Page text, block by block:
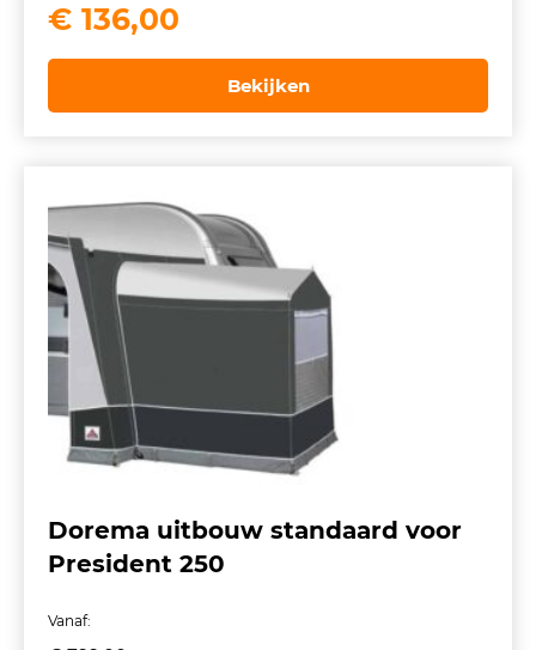
€ 136,00
Bekijken
Dorema uitbouw standaard voor
President 250
Vanaf: